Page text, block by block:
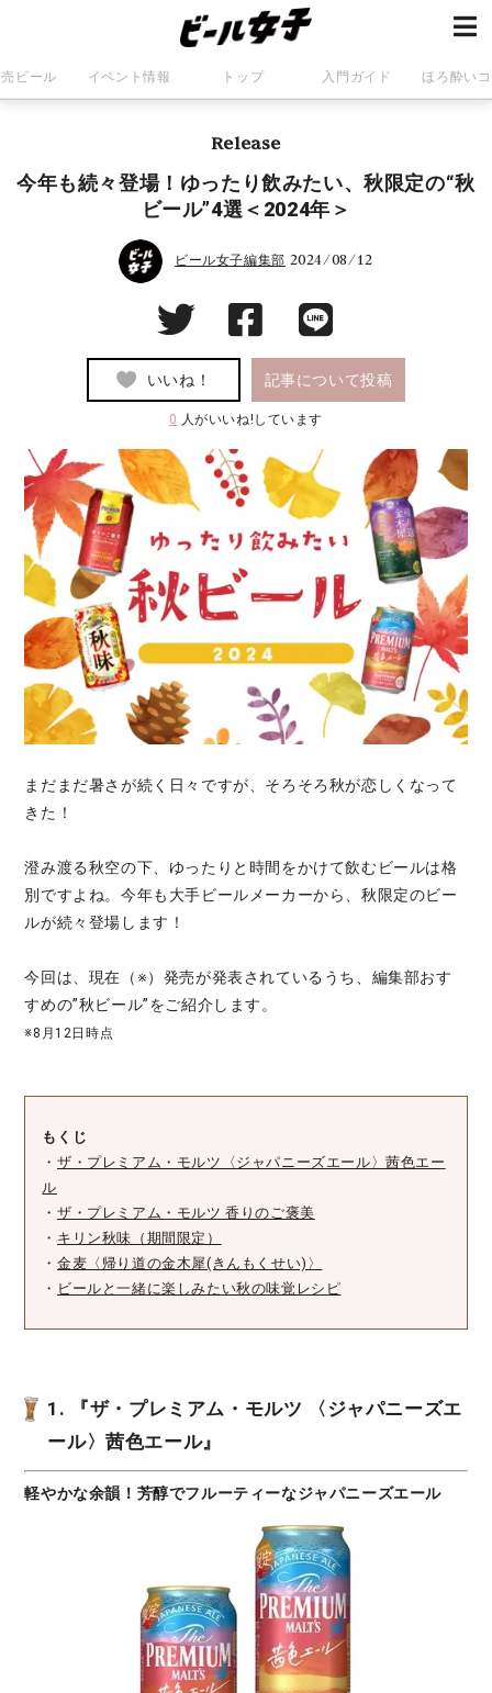
ビール イベント情報 トップ 入門ガイド ほろ酔い
Release
今年も続々登場！ゆったり飲みたい、秋限定の“秋
ビール”4選＜2024年＞
ビール女子編集部 2024/08/12
いいね！ 記事について投稿
0 人がいいね!しています
まだまだ暑さが続く日々ですが、そろそろ秋が恋しくなって
きた！
澄み渡る秋空の下、ゆったりと時間をかけて飲むビールは格
別ですよね。今年も大手ビールメーカーから、秋限定のビー
ルが続々登場します！
今回は、現在（※）発売が発表されているうち、編集部おす
すめの”秋ビール”をご紹介します。
※8月12日時点
もくじ
・ ザ・プレミアム・モルツ〈ジャパニーズエール〉茜色エー
ル
・ ザ・プレミアム・モルツ 香りのご褒美
・ キリン秋味（期間限定）
・ 金麦〈帰り道の金木犀(きんもくせい)〉
・ ビールと一緒に楽しみたい秋の味覚レシピ
1. 『ザ・プレミアム・モルツ 〈ジャパニーズエ
ール〉茜色エール』
軽やかな余韻！芳醇でフルーティーなジャパニーズエール